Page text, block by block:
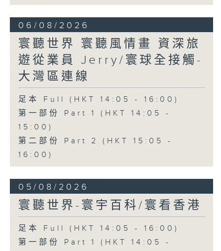
06/08/2026
寰聽世界 寰聽風情畫 資深旅
遊從業員 Jerry/寰球全接觸-
大灣區連線
足本 Full (HKT 14:05 - 16:00)
第一部份 Part 1 (HKT 14:05 -
15:00)
第二部份 Part 2 (HKT 15:05 -
16:00)
05/08/2026
寰聽世界-寰宇百科/寰看香港
足本 Full (HKT 14:05 - 16:00)
第一部份 Part 1 (HKT 14:05 -